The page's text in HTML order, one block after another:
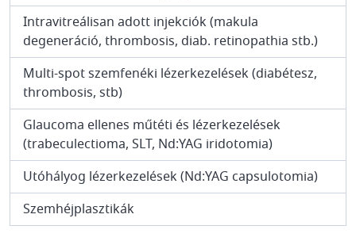
Intravitreálisan adott injekciók (makula
degeneráció, thrombosis, diab. retinopathia stb.)
Multi-spot szemfenéki lézerkezelések (diabétesz,
thrombosis, stb)
Glaucoma ellenes műtéti és lézerkezelések
(trabeculectioma, SLT, Nd:YAG iridotomia)
Utóhályog lézerkezelések (Nd:YAG capsulotomia)
Szemhéjplasztikák